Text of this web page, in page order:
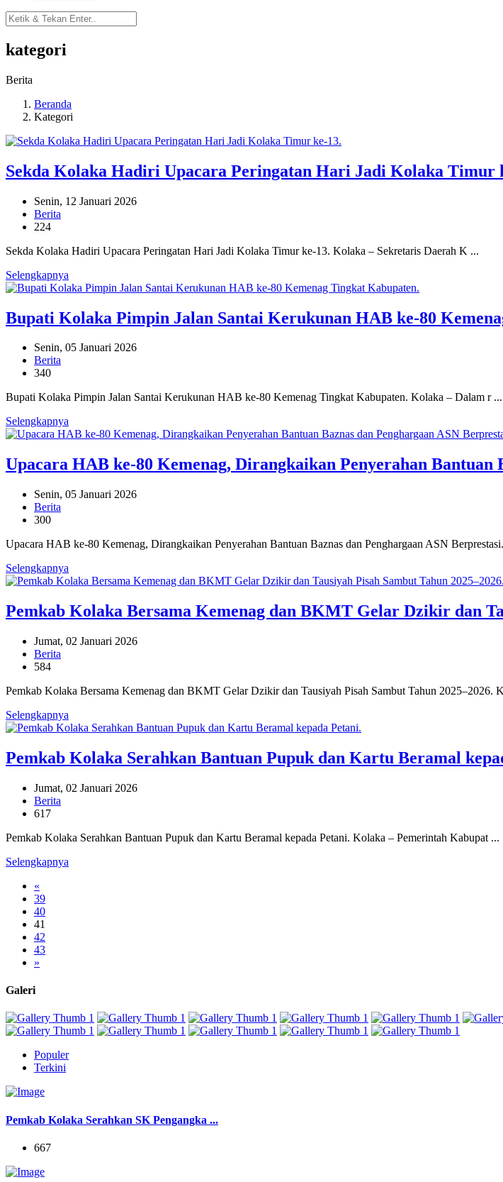
kategori
Berita
Beranda
Kategori
Sekda Kolaka Hadiri Upacara Peringatan Hari Jadi Kolaka Timur
Senin, 12 Januari 2026
Berita
224
Sekda Kolaka Hadiri Upacara Peringatan Hari Jadi Kolaka Timur ke-13. Kolaka – Sekretaris Daerah K ...
Selengkapnya
Bupati Kolaka Pimpin Jalan Santai Kerukunan HAB ke-80
Senin, 05 Januari 2026
Berita
340
Bupati Kolaka Pimpin Jalan Santai Kerukunan HAB ke-80 Kemenag Tingkat Kabupaten. Kolaka – Dalam r ...
Selengkapnya
Upacara HAB ke-80 Kemenag, Dirangkaikan Penyerahan Bantuan
Senin, 05 Januari 2026
Berita
300
Upacara HAB ke-80 Kemenag, Dirangkaikan Penyerahan Bantuan Baznas dan Penghargaan ASN
Selengkapnya
Pemkab Kolaka Bersama Kemenag dan BKMT Gelar Dzikir dan
Jumat, 02 Januari 2026
Berita
584
Pemkab Kolaka Bersama Kemenag dan BKMT Gelar Dzikir dan Tausiyah Pisah Sambut Tahun 2025–2026.
Selengkapnya
Pemkab Kolaka Serahkan Bantuan Pupuk dan Kartu Beramal
Jumat, 02 Januari 2026
Berita
617
Pemkab Kolaka Serahkan Bantuan Pupuk dan Kartu Beramal kepada Petani. Kolaka – Pemerintah Kabupat ...
Selengkapnya
«
39
40
41
42
43
»
Galeri
Populer
Terkini
Pemkab Kolaka Serahkan SK Pengangka ...
667